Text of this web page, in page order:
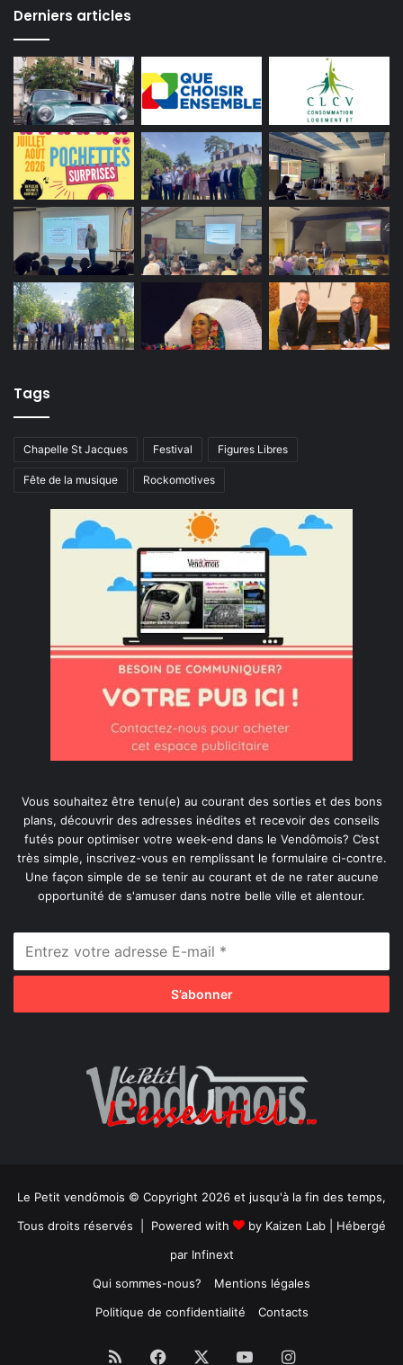
Derniers articles
Tags
Chapelle St Jacques Festival Figures Libres
Fête de la musique Rockomotives
Vous souhaitez être tenu(e) au courant des sorties et des bons
plans, découvrir des adresses inédites et recevoir des conseils
futés pour optimiser votre week-end dans le Vendômois? C’est
très simple, inscrivez-vous en remplissant le formulaire ci-contre.
Une façon simple de se tenir au courant et de ne rater aucune
opportunité de s'amuser dans notre belle ville et alentour.
Le Petit vendômois © Copyright 2026 et jusqu'à la fin des temps,
Tous droits réservés | Powered with
by Kaizen Lab | Hébergé
par Infinext
Qui sommes-nous?
Mentions légales
Politique de confidentialité
Contacts
RSS Facebook YouTubeInstagram